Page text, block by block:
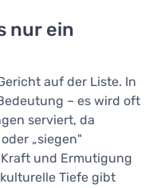
nur ein
auf der Liste. In
– es wird oft
serviert, da
„siegen"
und Ermutigung
Tiefe gibt